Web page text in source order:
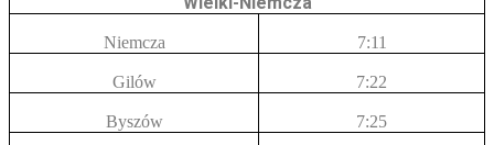
Niemcza 7:11
Gilów 7:22
Byszów 7:25